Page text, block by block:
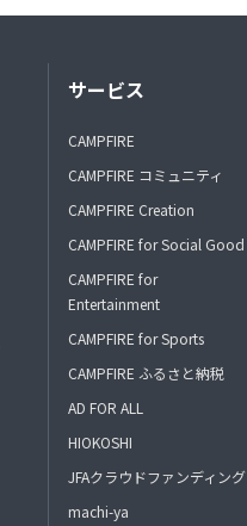
サービス
CAMPFIRE
CAMPFIRE コミュニティ
CAMPFIRE Creation
CAMPFIRE for Social Good
CAMPFIRE for
Entertainment
CAMPFIRE for Sports
CAMPFIRE ふるさと納税
AD FOR ALL
HIOKOSHI
JFAクラウドファンディング
machi-ya